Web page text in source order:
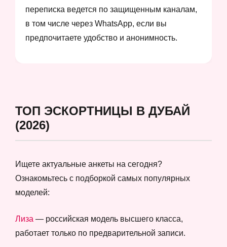
переписка ведется по защищенным каналам,
в том числе через WhatsApp, если вы
предпочитаете удобство и анонимность.
ТОП ЭСКОРТНИЦЫ В ДУБАЙ
(2026)
Ищете актуальные анкеты на сегодня?
Ознакомьтесь с подборкой самых популярных
моделей:
Лиза — российская модель высшего класса,
работает только по предварительной записи.